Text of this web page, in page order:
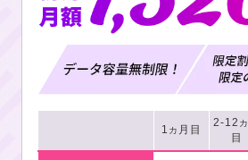
1 カ 月目
2-12 カ
目